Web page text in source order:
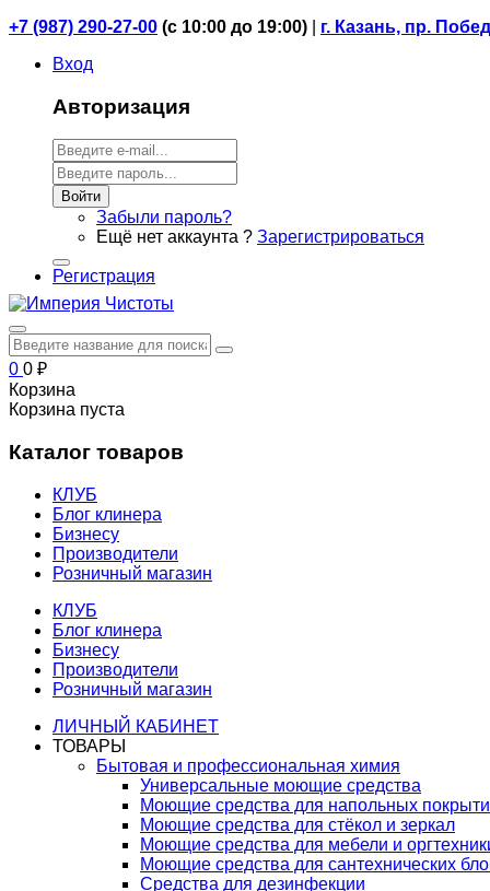
+7 (987) 290-27-00 (с 10:00 до 19:00)
г. Казань, пр.
Вход
Авторизация
Войти
Забыли пароль?
Ещё нет аккаунта ? Зарегистрироваться
Регистрация
0 0 ₽
Корзина
Корзина пуста
Каталог товаров
КЛУБ
Блог клинера
Бизнесу
Производители
Розничный магазин
КЛУБ
Блог клинера
Бизнесу
Производители
Розничный магазин
ЛИЧНЫЙ КАБИНЕТ
ТОВАРЫ
Бытовая и профессиональная химия
Универсальные моющие средства
Моющие средства для напольных
Моющие средства для стёкол и зеркал
Моющие средства для мебели и
Моющие средства для сантехнических
Средства для дезинфекции